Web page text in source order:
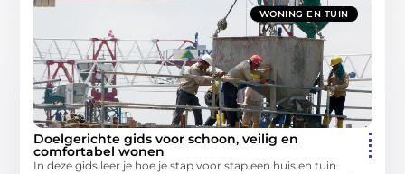
WONING EN TUIN
Doelgerichte gids voor schoon, veilig en
comfortabel wonen
In deze gids leer je hoe je stap voor stap een huis en tuin